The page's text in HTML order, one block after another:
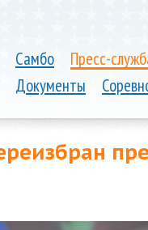
Самбо
Пресс-
Документы